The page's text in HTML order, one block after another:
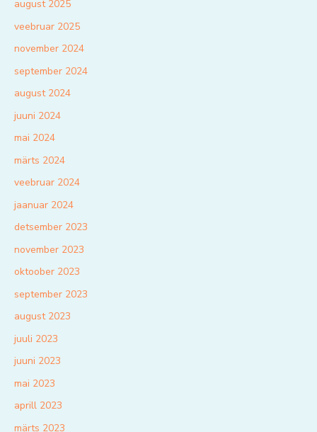
august 2025
veebruar 2025
november 2024
september 2024
august 2024
juuni 2024
mai 2024
märts 2024
veebruar 2024
jaanuar 2024
detsember 2023
november 2023
oktoober 2023
september 2023
august 2023
juuli 2023
juuni 2023
mai 2023
aprill 2023
märts 2023